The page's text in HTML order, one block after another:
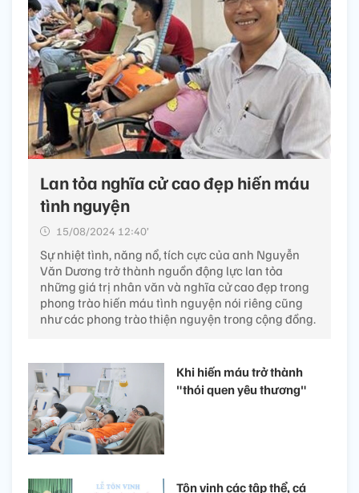
Lan tỏa nghĩa cử cao đẹp hiến máu
tình nguyện
15/08/2024 12:40’
Sự nhiệt tình, năng nổ, tích cực của anh Nguyễn
Văn Dương trở thành nguồn động lực lan tỏa
những giá trị nhân văn và nghĩa cử cao đẹp trong
phong trào hiến máu tình nguyện nói riêng cũng
như các phong trào thiện nguyện trong cộng đồng.
Khi hiến máu trở thành
"thói quen yêu thương"
Tôn vinh các tập thể, cá